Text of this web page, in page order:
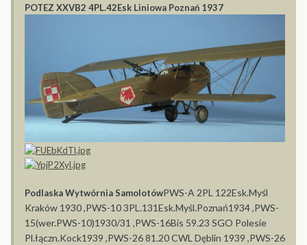
POTEZ XXVB2 4PL.42Esk Liniowa Poznań 1937
Podlaska Wytwórnia SamolotówPWS-A 2PL 122Esk.Myśl
Kraków 1930 ,PWS-10 3PL.131Esk.Myśl.Poznań1934 ,PWS-
15(wer.PWS-10)1930/31 ,PWS-16Bis 59.23 SGO Polesie
Pl.łączn.Kock1939 ,PWS-26 81.20 CWL Dęblin 1939 ,PWS-26